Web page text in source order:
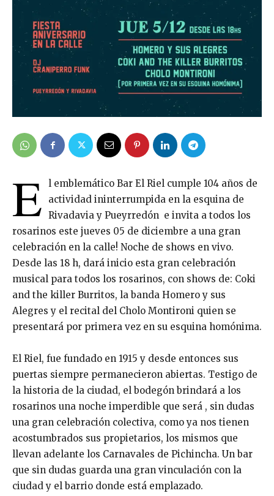
E l emblemático Bar El Riel cumple 104 años de
actividad ininterrumpida en la esquina de
Rivadavia y Pueyrredón e invita a todos los
rosarinos este jueves 05 de diciembre a una gran
celebración en la calle! Noche de shows en vivo.
Desde las 18 h, dará inicio esta gran celebración
musical para todos los rosarinos, con shows de: Coki
and the killer Burritos, la banda Homero y sus
Alegres y el recital del Cholo Montironi quien se
presentará por primera vez en su esquina homónima.
El Riel, fue fundado en 1915 y desde entonces sus
puertas siempre permanecieron abiertas. Testigo de
la historia de la ciudad, el bodegón brindará a los
rosarinos una noche imperdible que será , sin dudas
una gran celebración colectiva, como ya nos tienen
acostumbrados sus propietarios, los mismos que
llevan adelante los Carnavales de Pichincha. Un bar
que sin dudas guarda una gran vinculación con la
ciudad y el barrio donde está emplazado.